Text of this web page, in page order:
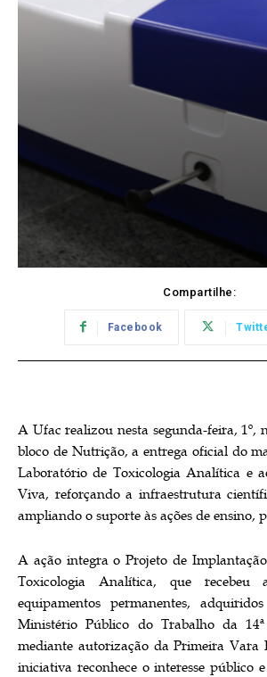
Compartilhe:
Facebook
A Ufac realizou nesta segunda-feira, 1º,
bloco de Nutrição, a entrega oficial do
Laboratório de Toxicologia Analítica e
Viva, reforçando a infraestrutura
ampliando o suporte às ações de ensino,
A ação integra o Projeto de
Toxicologia Analítica, que
equipamentos permanentes,
Ministério Público do Trabalho da 14ª
mediante autorização da Primeira Vara
iniciativa reconhece o interesse público